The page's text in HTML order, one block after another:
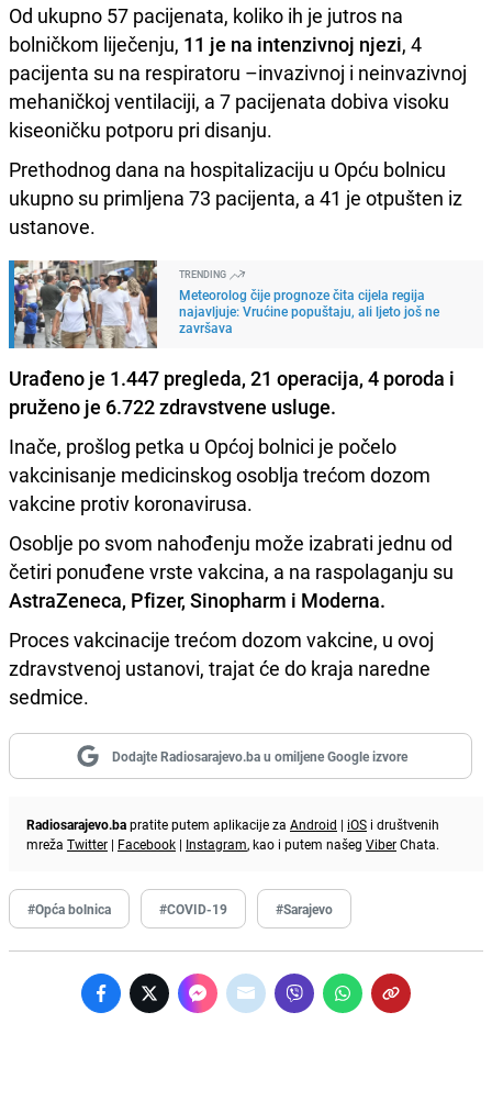
Od ukupno 57 pacijenata, koliko ih je jutros na
bolničkom liječenju, 11 je na intenzivnoj njezi, 4
pacijenta su na respiratoru –invazivnoj i neinvazivnoj
mehaničkoj ventilaciji, a 7 pacijenata dobiva visoku
kiseoničku potporu pri disanju.
Prethodnog dana na hospitalizaciju u Opću bolnicu
ukupno su primljena 73 pacijenta, a 41 je otpušten iz
ustanove.
TRENDING
Meteorolog čije prognoze čita cijela regija
najavljuje: Vrućine popuštaju, ali ljeto još ne
završava
Urađeno je 1.447 pregleda, 21 operacija, 4 poroda i
pruženo je 6.722 zdravstvene usluge.
Inače, prošlog petka u Općoj bolnici je počelo
vakcinisanje medicinskog osoblja trećom dozom
vakcine protiv koronavirusa.
Osoblje po svom nahođenju može izabrati jednu od
četiri ponuđene vrste vakcina, a na raspolaganju su
AstraZeneca, Pfizer, Sinopharm i Moderna.
Proces vakcinacije trećom dozom vakcine, u ovoj
zdravstvenoj ustanovi, trajat će do kraja naredne
sedmice.
Dodajte Radiosarajevo.ba u omiljene Google izvore
Radiosarajevo.bapratite putem aplikacije za Android | iOS i društvenih
mreža Twitter | Facebook | Instagram, kao i putem našeg ViberChata.
#Opća bolnica #COVID-19 #Sarajevo